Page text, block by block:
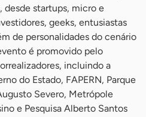
desde startups, micro e
geeks, entusiastas
de personalidades do cenário
é promovido pelo
incluindo a
do Estado, FAPERN, Parque
Severo, Metrópole
e Pesquisa Alberto Santos